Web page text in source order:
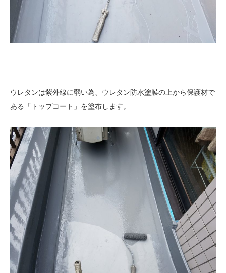
ウレタンは紫外線に弱い為、ウレタン防水塗膜の上から保護材で
ある「トップコート」を塗布します。